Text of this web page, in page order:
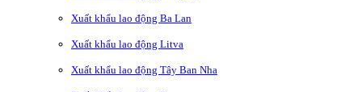
Xuất khẩu lao động Ba Lan
Xuất khẩu lao động Litva
Xuất khẩu lao động Tây Ban Nha